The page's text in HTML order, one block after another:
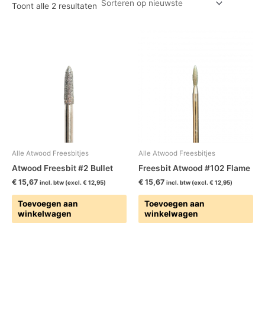
Toont alle 2 resultaten
Alle Atwood Freesbitjes
Atwood Freesbit #2 Bullet
€ 15,67 incl. btw (excl. € 12,95)
Toevoegen aan
winkelwagen
Alle Atwood Freesbitjes
Freesbit Atwood #102 Flame
€ 15,67 incl. btw (excl. € 12,95)
Toevoegen aan
winkelwagen